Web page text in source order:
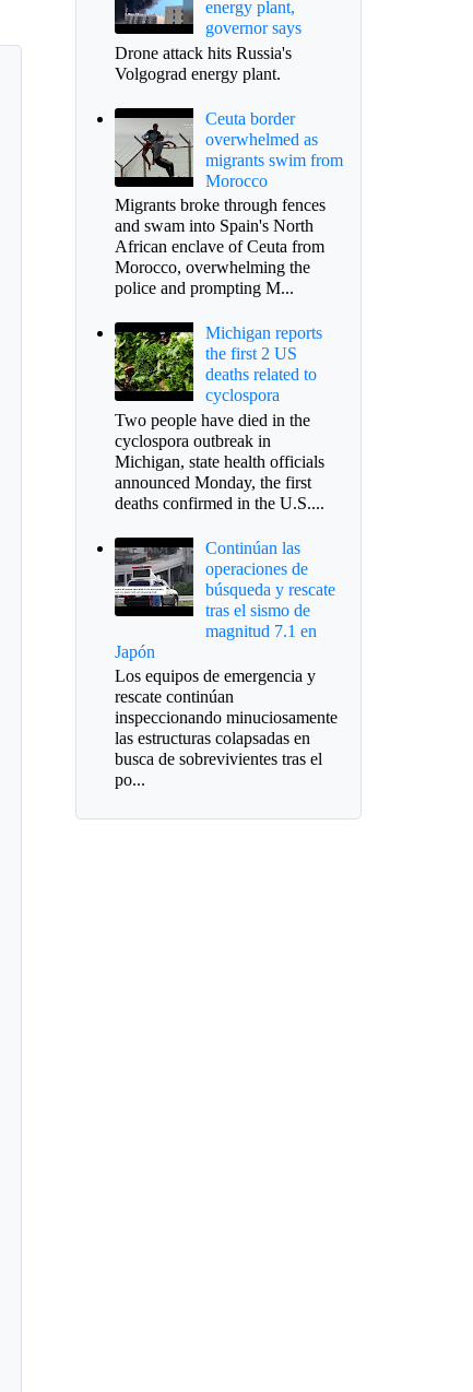
energy plant,
governor says
Drone attack hits Russia's
Volgograd energy plant.
Ceuta border
overwhelmed as
migrants swim from
Morocco
Migrants broke through fences
and swam into Spain's North
African enclave of Ceuta from
Morocco, overwhelming the
police and prompting M...
Michigan reports
the first 2 US
deaths related to
cyclospora
Two people have died in the
cyclospora outbreak in
Michigan, state health officials
announced Monday, the first
deaths confirmed in the U.S....
Continúan las
operaciones de
búsqueda y rescate
tras el sismo de
magnitud 7.1 en
Japón
Los equipos de emergencia y
rescate continúan
inspeccionando minuciosamente
las estructuras colapsadas en
busca de sobrevivientes tras el
po...